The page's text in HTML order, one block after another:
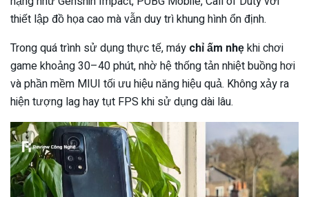
thiết lập đồ họa cao mà vẫn duy trì khung hình ổn định.
Trong quá trình sử dụng thực tế, máy chỉ ấm nhẹkhi chơi
game khoảng 30–40 phút, nhờ hệ thống tản nhiệt buồng hơi
và phần mềm MIUI tối ưu hiệu năng hiệu quả. Không xảy ra
hiện tượng lag hay tụt FPS khi sử dụng dài lâu.